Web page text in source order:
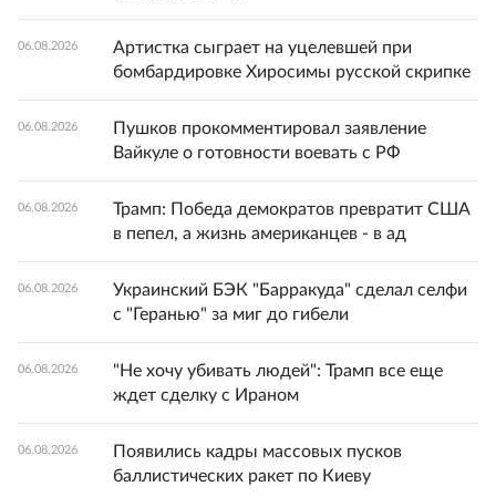
06.08.2026
Артистка сыграет на уцелевшей при
бомбардировке Хиросимы русской скрипке
06.08.2026
Пушков прокомментировал заявление
Вайкуле о готовности воевать с РФ
06.08.2026
Трамп: Победа демократов превратит США
в пепел, а жизнь американцев - в ад
06.08.2026
Украинский БЭК "Барракуда" сделал селфи
с "Геранью" за миг до гибели
06.08.2026
"Не хочу убивать людей": Трамп все еще
ждет сделку с Ираном
06.08.2026
Появились кадры массовых пусков
баллистических ракет по Киеву